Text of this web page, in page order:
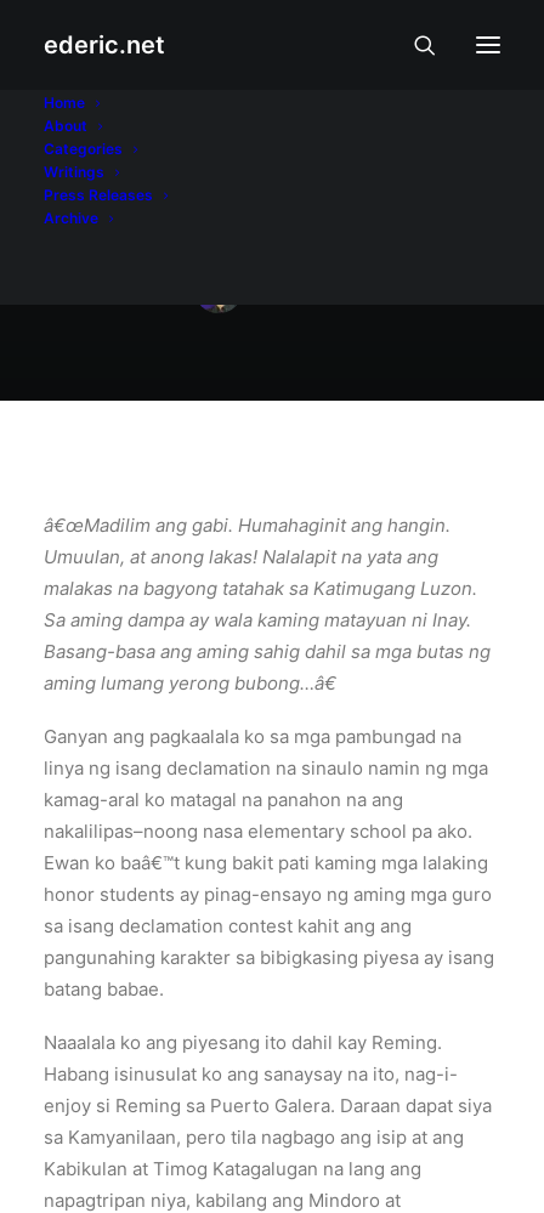
ederic.net
Home
About
Categories
Writings
Press Releases
Archive
Mga kuwentong
â€œMadilim ang gabi. Humahaginit ang hangin.
Umuulan, at anong lakas! Nalalapit na yata ang
malakas na bagyong tatahak sa Katimugang Luzon.
Sa aming dampa ay wala kaming matayuan ni Inay.
Basang-basa ang aming sahig dahil sa mga butas ng
aming lumang yerong bubong…â€
Ganyan ang pagkaalala ko sa mga pambungad na
linya ng isang declamation na sinaulo namin ng mga
kamag-aral ko matagal na panahon na ang
nakalilipas–noong nasa elementary school pa ako.
Ewan ko baâ€™t kung bakit pati kaming mga lalaking
honor students ay pinag-ensayo ng aming mga guro
sa isang declamation contest kahit ang ang
pangunahing karakter sa bibigkasing piyesa ay isang
batang babae.
Naaalala ko ang piyesang ito dahil kay Reming.
Habang isinusulat ko ang sanaysay na ito, nag-i-
enjoy si Reming sa Puerto Galera. Daraan dapat siya
sa Kamyanilaan, pero tila nagbago ang isip at ang
Kabikulan at Timog Katagalugan na lang ang
napagtripan niya, kabilang ang Mindoro at